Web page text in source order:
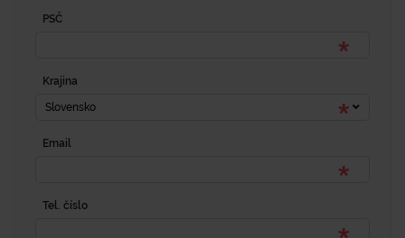
PSČ
Krajina
Slovensko
Email
Tel. číslo